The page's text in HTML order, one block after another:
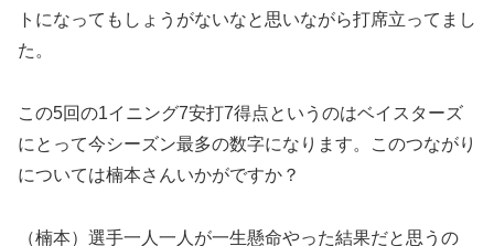
トになってもしょうがないなと思いながら打席立ってまし
た。
この5回の1イニング7安打7得点というのはベイスターズ
にとって今シーズン最多の数字になります。このつながり
については楠本さんいかがですか？
（楠本）選手一人一人が一生懸命やった結果だと思うの